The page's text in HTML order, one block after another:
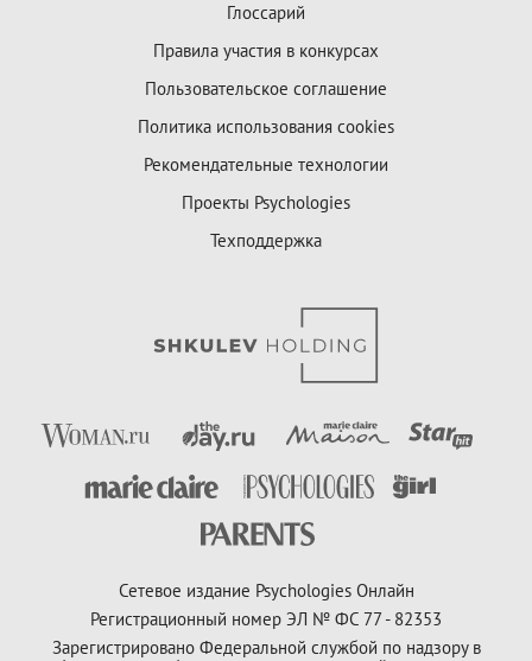
Глоссарий
Правила участия в конкурсах
Пользовательское соглашение
Политика использования cookies
Рекомендательные технологии
Проекты Psychologies
Техподдержка
Сетевое издание Psychologies Онлайн
Регистрационный номер ЭЛ № ФС 77 - 82353
Зарегистрировано Федеральной службой по надзору в